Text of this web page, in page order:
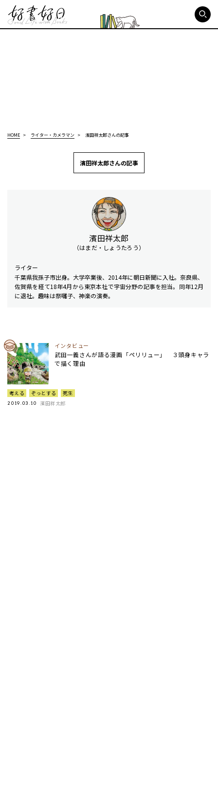
HOME ライター・カメラマン 濱田祥太郎さんの記事
濱田祥太郎さんの記事
濱田祥太郎
（はまだ・しょうたろう）
ライター
千葉県我孫子市出身。大学卒業後、2014年に朝日新聞に入社。奈良県、
佐賀県を経て18年4月から東京本社で宇宙分野の記事を担当。同年12月
に退社。趣味は祭囃子、神楽の演奏。
インタビュー
武田一義さんが語る漫画「ペリリュー」 ３頭身キャラ
で描く理由
考える ぞっとする 死生
2019.03.10 濱田祥太郎